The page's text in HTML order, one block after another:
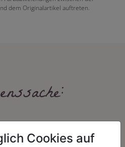
dem Originalartikel auftreten.
Cookies auf